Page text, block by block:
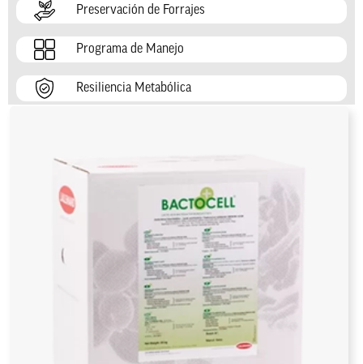
Preservación de Forrajes
Programa de Manejo
Resiliencia Metabólica